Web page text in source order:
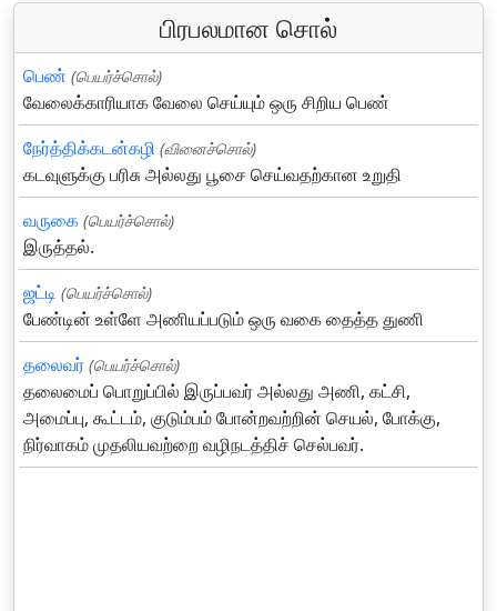
பிரபலமான சொல்
பெண் (பெயர்ச்சொல்)
வேலைக்காரியாக வேலை செய்யும் ஒரு சிறிய பெண்
நேர்த்திக்கடன்கழி (வினைச்சொல்)
கடவுளுக்கு பரிசு அல்லது பூசை செய்வதற்கான உறுதி
வருகை (பெயர்ச்சொல்)
இருத்தல்.
ஜட்டி (பெயர்ச்சொல்)
பேண்டின் உள்ளே அணியப்படும் ஒரு வகை தைத்த துணி
தலைவர் (பெயர்ச்சொல்)
தலைமைப் பொறுப்பில் இருப்பவர் அல்லது அணி, கட்சி,
அமைப்பு, கூட்டம், குடும்பம் போன்றவற்றின் செயல், போக்கு,
நிர்வாகம் முதலியவற்றை வழிநடத்திச் செல்பவர்.